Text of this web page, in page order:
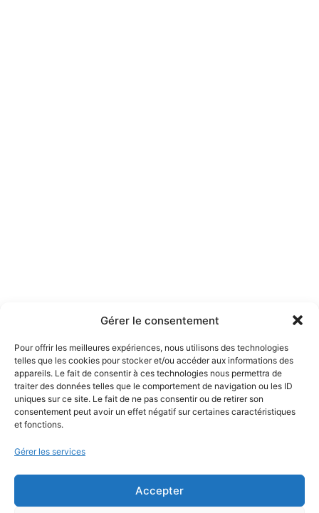
Gérer le consentement
Pour offrir les meilleures expériences, nous utilisons des technologies
telles que les cookies pour stocker et/ou accéder aux informations des
appareils. Le fait de consentir à ces technologies nous permettra de
traiter des données telles que le comportement de navigation ou les ID
uniques sur ce site. Le fait de ne pas consentir ou de retirer son
consentement peut avoir un effet négatif sur certaines caractéristiques
et fonctions.
Gérer les services
Accepter
© Thomas Devard 2026 – Photographe épinal vosges alsace– Mentions